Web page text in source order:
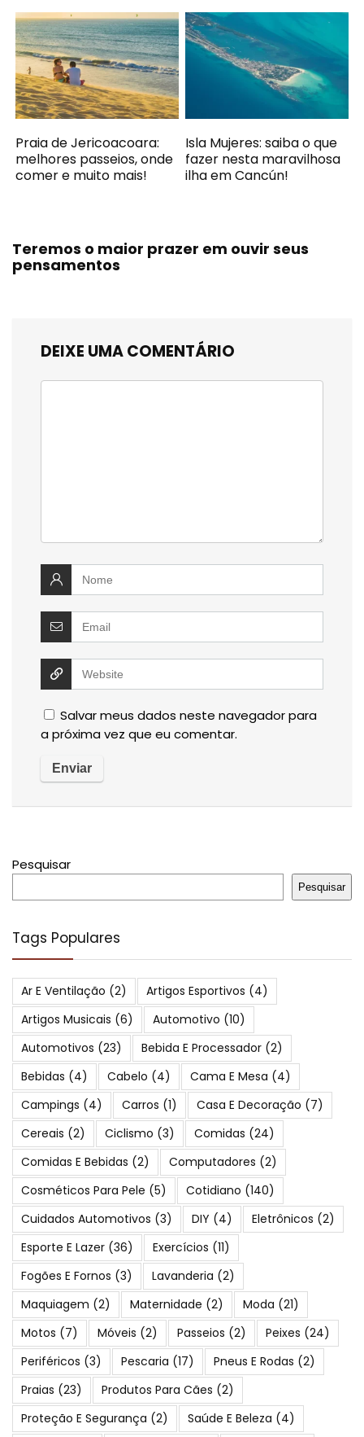
Praia de Jericoacoara:
melhores passeios, onde
comer e muito mais!
Isla Mujeres: saiba o que
fazer nesta maravilhosa
ilha em Cancún!
Teremos o maior prazer em ouvir seus
pensamentos
DEIXE UMA COMENTÁRIO
Salvar meus dados neste navegador para
a próxima vez que eu comentar.
Pesquisar
Pesquisar
Tags Populares
Ar E Ventilação (2) Artigos Esportivos (4)
Artigos Musicais (6) Automotivo (10)
Automotivos (23) Bebida E Processador (2)
Bebidas (4) Cabelo (4) Cama E Mesa (4)
Campings (4) Carros (1) Casa E Decoração (7)
Cereais (2) Ciclismo (3) Comidas (24)
Comidas E Bebidas (2) Computadores (2)
Cosméticos Para Pele (5) Cotidiano (140)
Cuidados Automotivos (3) DIY (4) Eletrônicos (2)
Esporte E Lazer (36) Exercícios (11)
Fogões E Fornos (3) Lavanderia (2)
Maquiagem (2) Maternidade (2) Moda (21)
Motos (7) Móveis (2) Passeios (2) Peixes (24)
Periféricos (3) Pescaria (17) Pneus E Rodas (2)
Praias (23) Produtos Para Cães (2)
Proteção E Segurança (2) Saúde E Beleza (4)